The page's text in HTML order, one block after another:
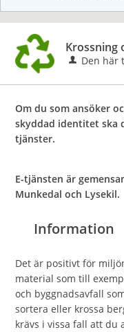
Krossning
Den här
Om du som ansöker
skyddad identitet ska
tjänster.
E-tjänsten är
Munkedal och Lysekil.
Information
Det är positivt för
material som till
och byggnadsavfall
sortera eller krossa
krävs i vissa fall att du